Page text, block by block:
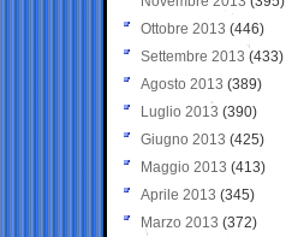
Ottobre 2013 (446)
Settembre 2013 (433)
Agosto 2013 (389)
Luglio 2013 (390)
Giugno 2013 (425)
Maggio 2013 (413)
Aprile 2013 (345)
Marzo 2013 (372)